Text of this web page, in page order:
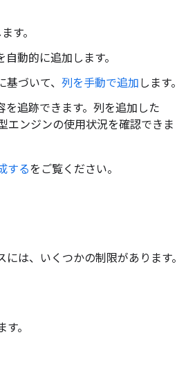
す。
動的に追加します。
づいて、 列を手動で追加 します。
追跡できます。列を追加した
エンジンの使用状況を確認できま
するをご覧ください。
は、いくつかの制限があります。
。